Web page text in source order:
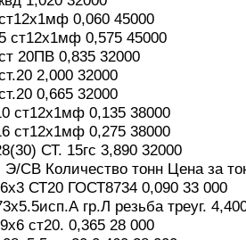
0,060 45000
ст12х1мф 0,575 45000
20ПВ 0,835 32000
2,000 32000
0,665 32000
ст12х1мф 0,135 38000
ст12х1мф 0,275 38000
СТ. 15гс 3,890 32000
СВ Количество тонн Цена за
СТ20 ГОСТ8734 0,090 33 000
гр.Л резьба треуг.
ст20. 0,365 28 000